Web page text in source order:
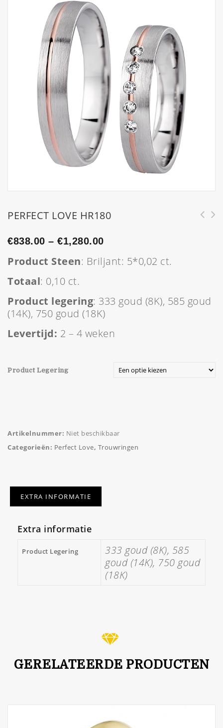
PERFECT LOVE HR180
€838.00 – €1,280.00
Product Steen: Briljant: 5*0,02 ct.
Totaal: 0,10 ct.
Product legering: 333 goud (8K), 585 goud
(14K), 750 goud (18K)
Levertijd: 2 – 4 weken
Product Legering
Artikelnummer: Niet beschikbaar
Categorieën: Perfect Love, Trouwringen
EXTRA INFORMATIE
Extra informatie
Product Legering
333 goud (8K), 585
goud (14K), 750 goud
(18K)
GERELATEERDE PRODUCTEN